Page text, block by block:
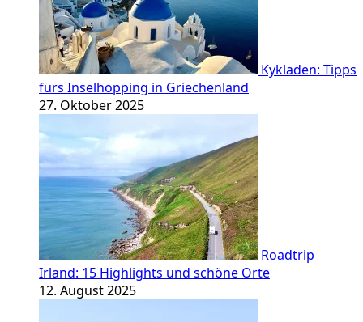
Kykladen: Tipps
fürs Inselhopping in Griechenland
27. Oktober 2025
Roadtrip
Irland: 15 Highlights und schöne Orte
12. August 2025